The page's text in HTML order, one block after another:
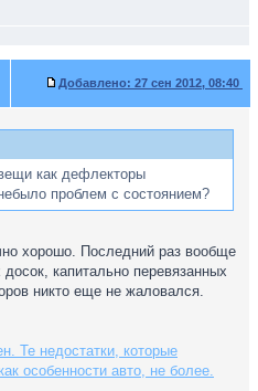
Добавлено: 27 сен 2012, 08:40
как дефлекторы
проблем с состоянием?
хорошо. Последний раз вообще
капитально перевязанных
никто еще не жаловался.
Те недостатки, которые
особенности авто, не более.